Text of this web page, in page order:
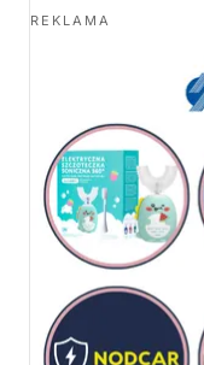
REKLAMA